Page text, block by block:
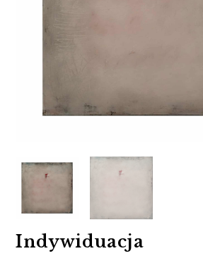
Indywiduacja